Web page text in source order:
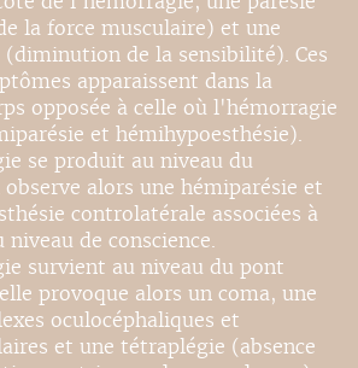
la force musculaire) et une
(diminution de la sensibilité). Ces
apparaissent dans la
opposée à celle où l'hémorragie
et hémihypoesthésie).
se produit au niveau du
alors une hémiparésie et
controlatérale associées à
niveau de conscience.
survient au niveau du pont
provoque alors un coma, une
oculocéphaliques et
et une tétraplégie (absence